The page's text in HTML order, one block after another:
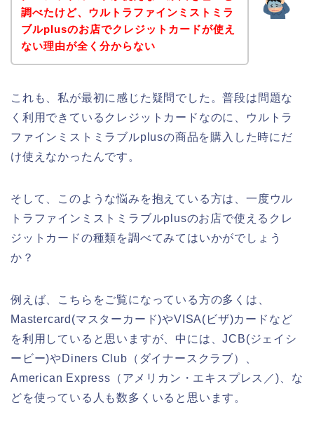
調べたけど、ウルトラファインミストミラ
ブルplusのお店でクレジットカードが使え
ない理由が全く分からない
これも、私が最初に感じた疑問でした。普段は問題な
く利用できているクレジットカードなのに、ウルトラ
ファインミストミラブルplusの商品を購入した時にだ
け使えなかったんです。
そして、このような悩みを抱えている方は、一度ウル
トラファインミストミラブルplusのお店で使えるクレ
ジットカードの種類を調べてみてはいかがでしょう
か？
例えば、こちらをご覧になっている方の多くは、
Mastercard(マスターカード)やVISA(ビザ)カードなど
を利用していると思いますが、中には、JCB(ジェイシ
ービー)やDiners Club（ダイナースクラブ）、
American Express（アメリカン・エキスプレス／)、な
どを使っている人も数多くいると思います。